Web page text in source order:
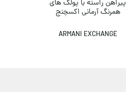
پیراهن راسته با پولک های
همرنگ آرمانی اکسچنج
ARMANI EXCHANGE